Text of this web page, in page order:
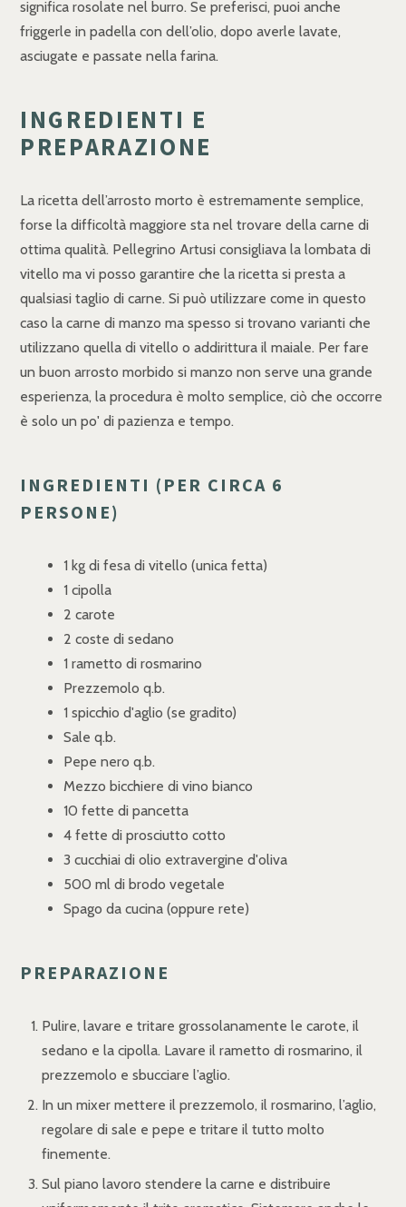
significa rosolate nel burro. Se preferisci, puoi anche
friggerle in padella con dell’olio, dopo averle lavate,
asciugate e passate nella farina.
INGREDIENTI E
PREPARAZIONE
La ricetta dell’arrosto morto è estremamente semplice,
forse la difficoltà maggiore sta nel trovare della carne di
ottima qualità. Pellegrino Artusi consigliava la lombata di
vitello ma vi posso garantire che la ricetta si presta a
qualsiasi taglio di carne. Si può utilizzare come in questo
caso la carne di manzo ma spesso si trovano varianti che
utilizzano quella di vitello o addirittura il maiale. Per fare
un buon arrosto morbido si manzo non serve una grande
esperienza, la procedura è molto semplice, ciò che occorre
è solo un po' di pazienza e tempo.
INGREDIENTI (PER CIRCA 6
PERSONE)
1 kg di fesa di vitello (unica fetta)
1 cipolla
2 carote
2 coste di sedano
1 rametto di rosmarino
Prezzemolo q.b.
1 spicchio d'aglio (se gradito)
Sale q.b.
Pepe nero q.b.
Mezzo bicchiere di vino bianco
10 fette di pancetta
4 fette di prosciutto cotto
3 cucchiai di olio extravergine d'oliva
500 ml di brodo vegetale
Spago da cucina (oppure rete)
PREPARAZIONE
Pulire, lavare e tritare grossolanamente le carote, il
sedano e la cipolla. Lavare il rametto di rosmarino, il
prezzemolo e sbucciare l’aglio.
In un mixer mettere il prezzemolo, il rosmarino, l’aglio,
regolare di sale e pepe e tritare il tutto molto
finemente.
Sul piano lavoro stendere la carne e distribuire